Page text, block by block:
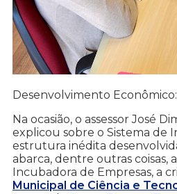
Desenvolvimento
Na ocasião, o assessor José
explicou sobre o Sistema de
estrutura inédita
abarca, dentre outras coisas,
Incubadora de Empresas, a
Municipal de Ciência e